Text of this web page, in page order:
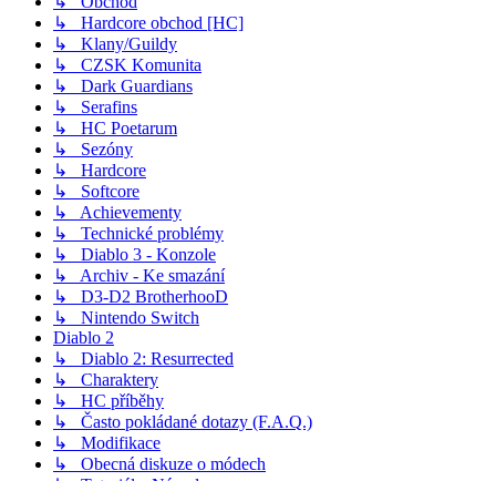
↳ Hardcore obchod [HC]
↳ Klany/Guildy
↳ CZSK Komunita
↳ Dark Guardians
↳ Serafins
↳ HC Poetarum
↳ Sezóny
↳ Hardcore
↳ Softcore
↳ Achievementy
↳ Technické problémy
↳ Diablo 3 - Konzole
↳ Archiv - Ke smazání
↳ D3-D2 BrotherhooD
↳ Nintendo Switch
Diablo 2
↳ Diablo 2: Resurrected
↳ Charaktery
↳ HC příběhy
↳ Často pokládané dotazy (F.A.Q.)
↳ Modifikace
↳ Obecná diskuze o módech